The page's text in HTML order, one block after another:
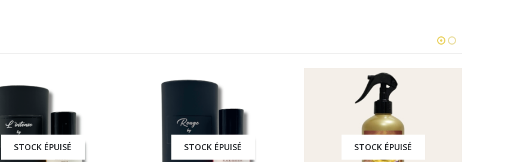
STOCK ÉPUISÉ STOCK ÉPUISÉ STOCK ÉPUISÉ